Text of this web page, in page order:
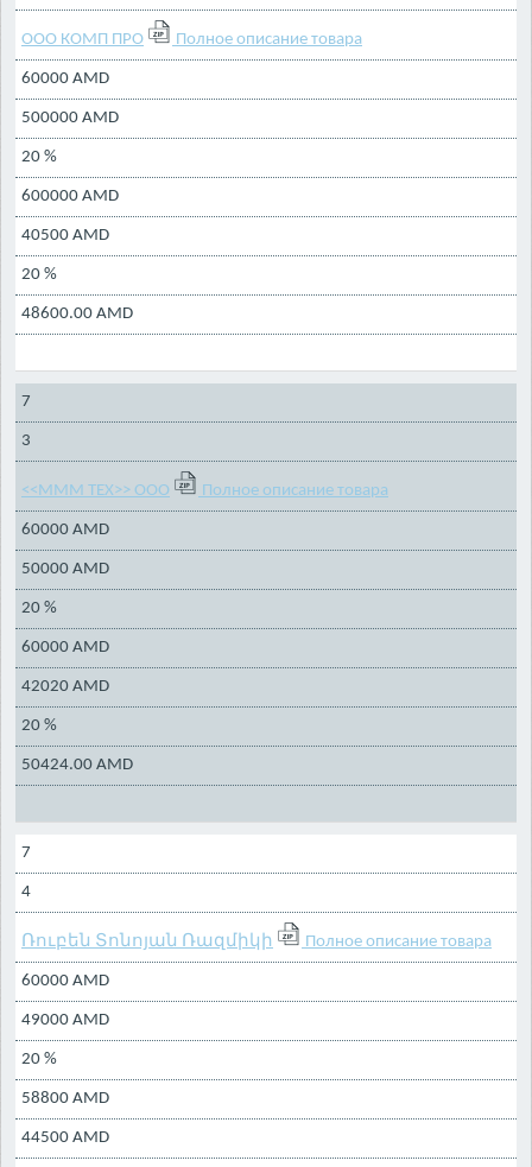
ООО КОМП ПРО Полное описание товара
60000 AMD
500000 AMD
20 %
600000 AMD
40500 AMD
20 %
48600.00 AMD
7
3
<<МММ ТЕХ>> ООО Полное описание товара
60000 AMD
50000 AMD
20 %
60000 AMD
42020 AMD
20 %
50424.00 AMD
7
4
Ռուբեն Տոնոյան Ռազմիկի Полное описание товара
60000 AMD
49000 AMD
20 %
58800 AMD
44500 AMD